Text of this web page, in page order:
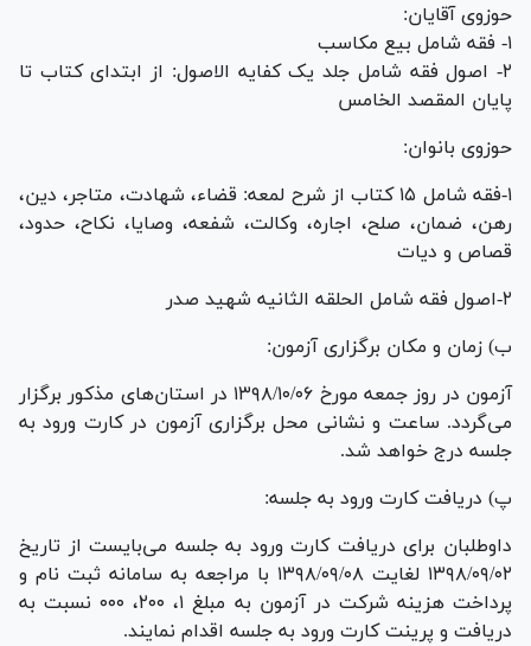
حوزوی آقایان:
۱- فقه شامل بیع مکاسب
۲- اصول فقه شامل جلد یک کفایه الاصول: از ابتدای کتاب تا
پایان المقصد الخامس
حوزوی بانوان:
۱-فقه شامل ۱۵ کتاب از شرح لمعه: قضاء، شهادت، متاجر، دین،
رهن، ضمان، صلح، اجاره، وکالت، شفعه، وصایا، نکاح، حدود،
قصاص و دیات
۲-اصول فقه شامل الحلقه الثانیه شهید صدر
ب) زمان و مکان برگزاری آزمون:
آزمون در روز جمعه مورخ ۱۳۹۸/۱۰/۰۶ در استان‌های مذکور برگزار
می‌گردد. ساعت و نشانی محل برگزاری آزمون در کارت ورود به
جلسه درج خواهد شد.
پ) دریافت کارت ورود به جلسه:
داوطلبان برای دریافت کارت ورود به جلسه می‌بایست از تاریخ
۱۳۹۸/۰۹/۰۲ لغایت ۱۳۹۸/۰۹/۰۸ با مراجعه به سامانه ثبت نام و
پرداخت هزینه شرکت در آزمون به مبلغ ۱، ۲۰۰، ۰۰۰ نسبت به
دریافت و پرینت کارت ورود به جلسه اقدام نمایند.